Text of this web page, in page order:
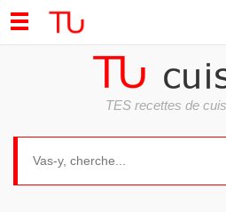
TES recettes de